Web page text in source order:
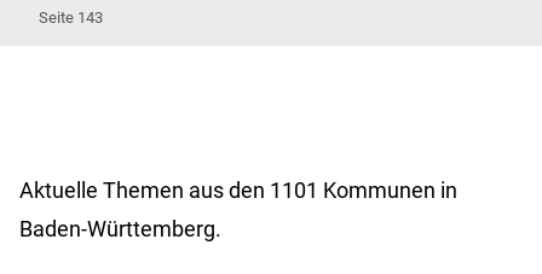
Seite 143
Aktuelle Themen aus den 1101 Kommunen in
Baden-Württemberg.